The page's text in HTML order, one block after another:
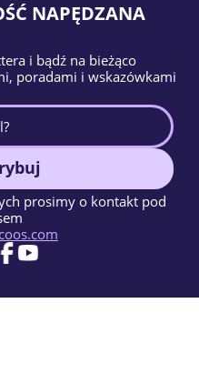
NAPĘDZANA
i bądź na bieżąco
poradami i wskazówkami
prosimy o kontakt pod